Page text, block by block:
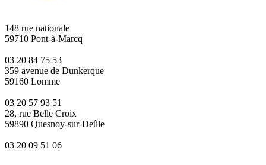
148 rue nationale
59710 Pont-à-Marcq
03 20 84 75 53
359 avenue de Dunkerque
59160 Lomme
03 20 57 93 51
28, rue Belle Croix
59890 Quesnoy-sur-Deûle
03 20 09 51 06